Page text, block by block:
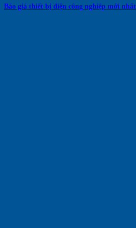
Báo giá thiết bị điện công nghiệp mới